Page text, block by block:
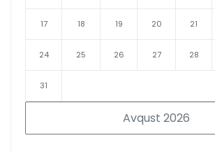
Avqust 2026
17 18 19 20 21
24 25 26 27 28
31